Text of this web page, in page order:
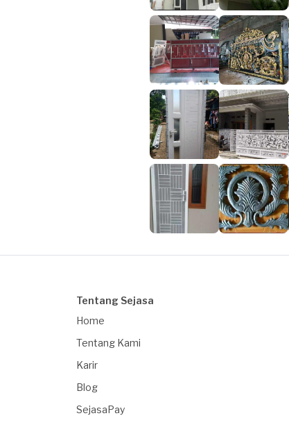
Tentang Sejasa
Home
Tentang Kami
Karir
Blog
SejasaPay